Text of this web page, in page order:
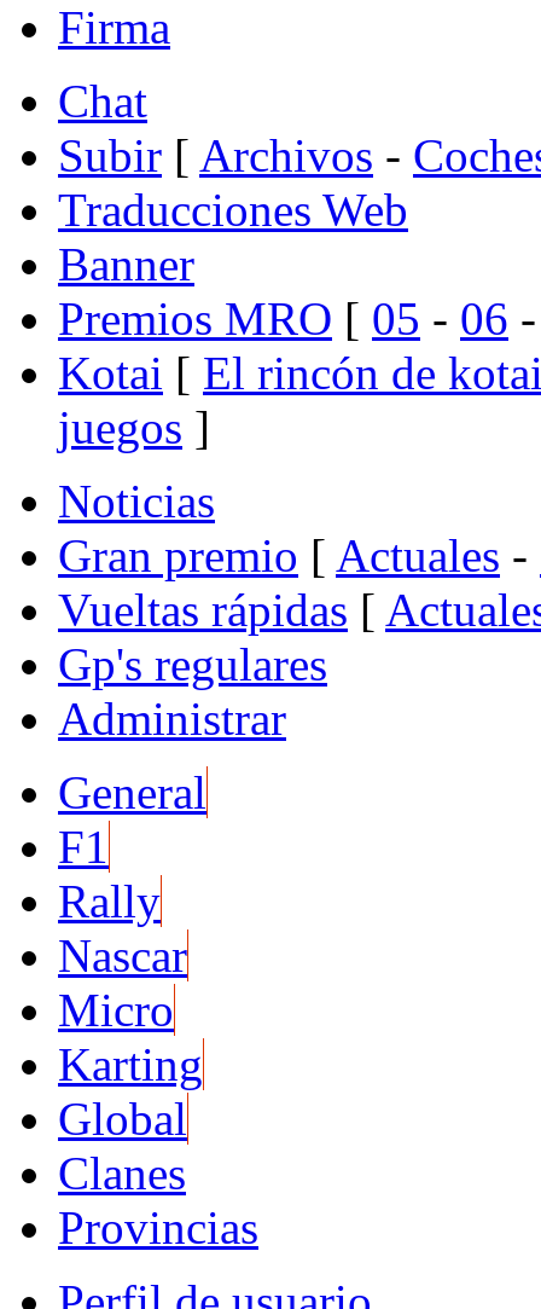
Firma
Chat
Subir [ Archivos -
Traducciones Web
Banner
Premios MRO [ 05 - 06
Kotai [ El rincón de
juegos ]
Noticias
Gran premio [ Actuales -
Vueltas rápidas [
Gp's regulares
Administrar
General
F1
Rally
Nascar
Micro
Karting
Global
Clanes
Provincias